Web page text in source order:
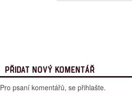
PŘIDAT NOVÝ KOMENTÁŘ
Pro psaní komentářů, se přihlašte.